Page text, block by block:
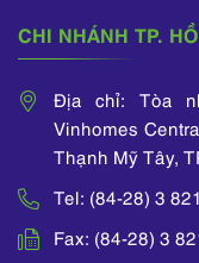
CHI NHÁNH TP.
Địa chỉ: Tòa
Vinhomes
Thạnh Mỹ Tây,
Tel: (84-28) 3
Fax: (84-28) 3